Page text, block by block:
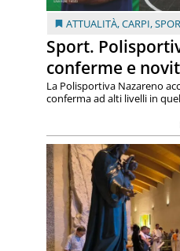
ATTUALITÀ,CARPI,
Sport.
conferme e
La Polisportiva Nazareno
conferma ad alti livelli in